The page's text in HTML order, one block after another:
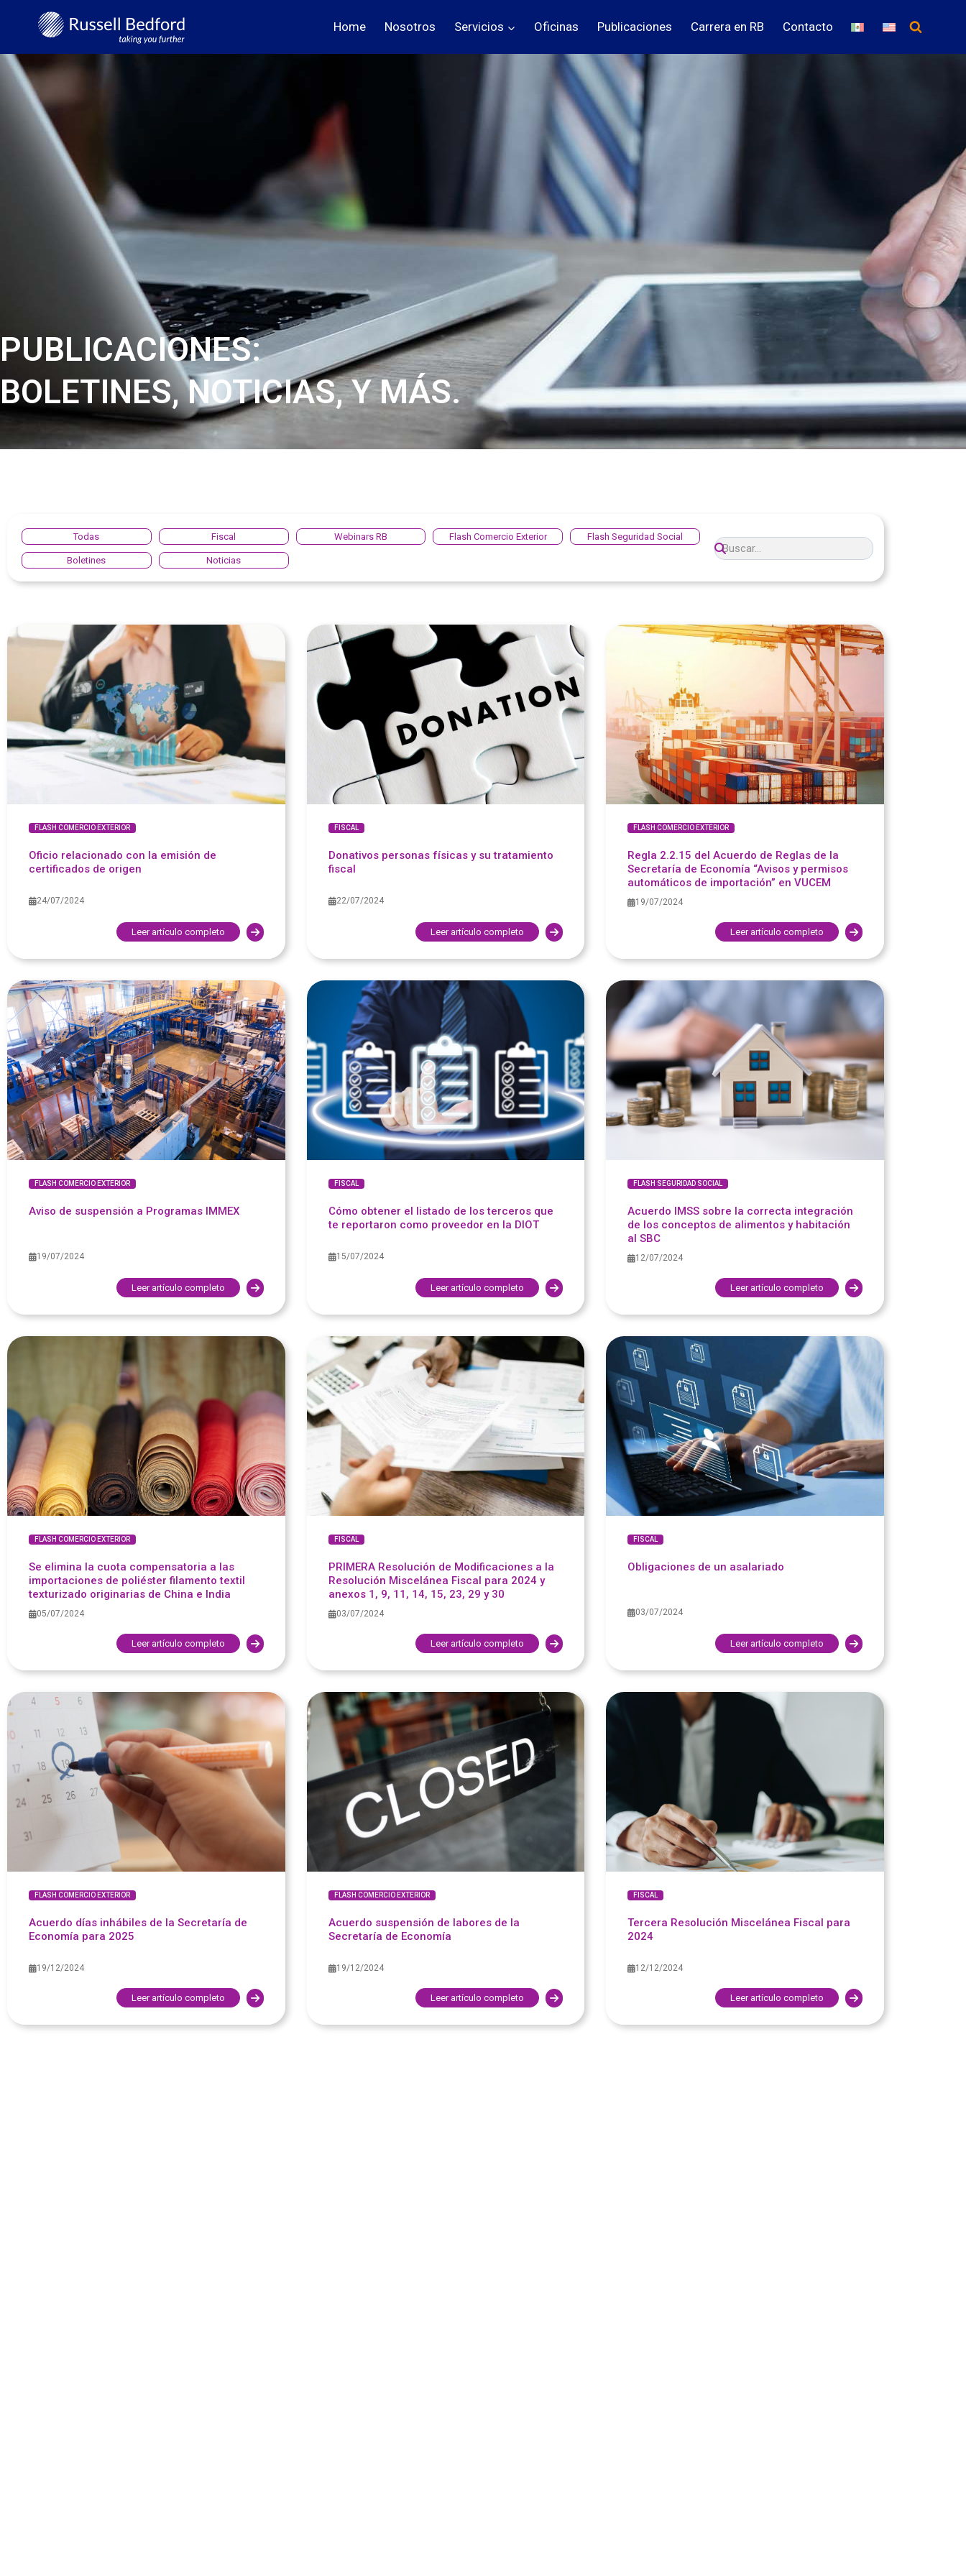
Home Nosotros Servicios Oficinas Publicaciones Carrera en RB Contacto
PUBLICACIONES:
BOLETINES, NOTICIAS, Y MÁS.
Todas Fiscal Webinars RB Flash Comercio Exterior Flash Seguridad Social
Boletines Noticias
FLASH COMERCIO EXTERIOR
Oficio relacionado con la emisión de
certificados de origen
24/07/2024
Leer artículo completo
FISCAL
Donativos personas físicas y su tratamiento
fiscal
22/07/2024
Leer artículo completo
FLASH COMERCIO EXTERIOR
Regla 2.2.15 del Acuerdo de Reglas de la
Secretaría de Economía “Avisos y permisos
automáticos de importación” en VUCEM
19/07/2024
Leer artículo completo
FLASH COMERCIO EXTERIOR
Aviso de suspensión a Programas IMMEX
19/07/2024
Leer artículo completo
FISCAL
Cómo obtener el listado de los terceros que
te reportaron como proveedor en la DIOT
15/07/2024
Leer artículo completo
FLASH SEGURIDAD SOCIAL
Acuerdo IMSS sobre la correcta integración
de los conceptos de alimentos y habitación
al SBC
12/07/2024
Leer artículo completo
FLASH COMERCIO EXTERIOR
Se elimina la cuota compensatoria a las
importaciones de poliéster filamento textil
texturizado originarias de China e India
05/07/2024
Leer artículo completo
FISCAL
PRIMERA Resolución de Modificaciones a la
Resolución Miscelánea Fiscal para 2024 y
anexos 1, 9, 11, 14, 15, 23, 29 y 30
03/07/2024
Leer artículo completo
FISCAL
Obligaciones de un asalariado
03/07/2024
Leer artículo completo
FLASH COMERCIO EXTERIOR
Acuerdo días inhábiles de la Secretaría de
Economía para 2025
19/12/2024
Leer artículo completo
FLASH COMERCIO EXTERIOR
Acuerdo suspensión de labores de la
Secretaría de Economía
19/12/2024
Leer artículo completo
FISCAL
Tercera Resolución Miscelánea Fiscal para
2024
12/12/2024
Leer artículo completo